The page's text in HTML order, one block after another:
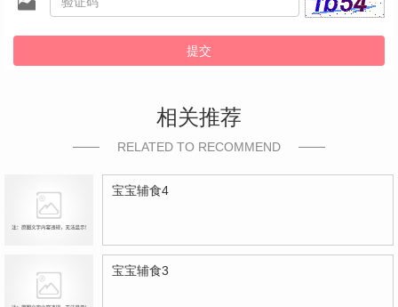
提交
相关推荐
RELATED TO RECOMMEND
宝宝辅食4
宝宝辅食3